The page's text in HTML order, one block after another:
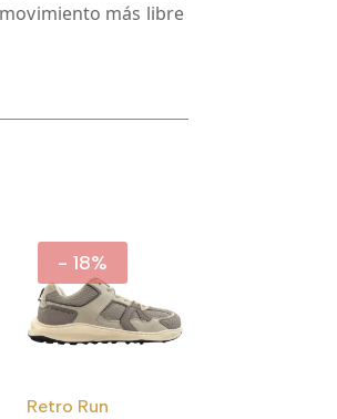
más libre
- 18%
Retro Run